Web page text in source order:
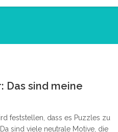
Das sind meine
feststellen, dass es Puzzles zu
sind viele neutrale Motive, die